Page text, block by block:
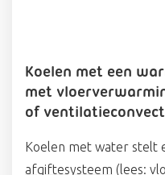
Koelen met een
met v
of
Koelen met water stelt
afgiftesysteem (lees: